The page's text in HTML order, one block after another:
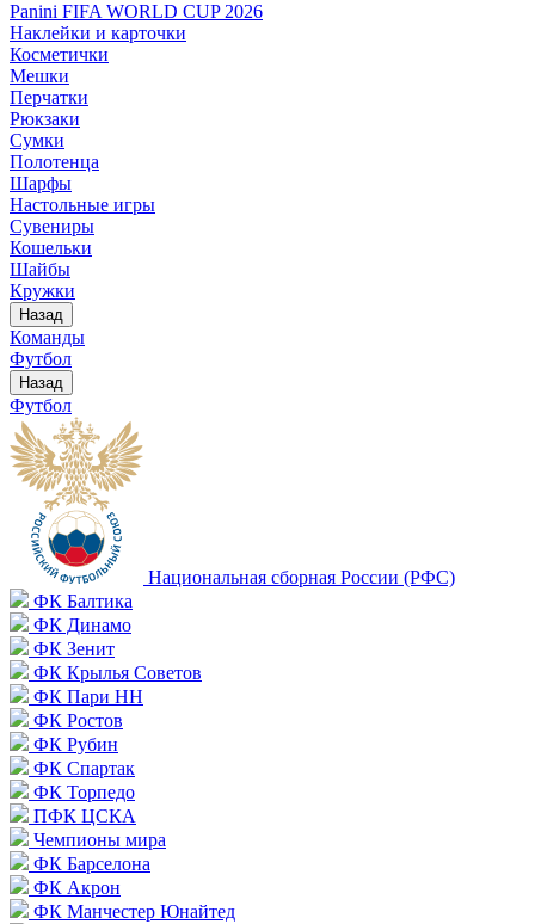
Panini FIFA WORLD CUP 2026
Наклейки и карточки
Косметички
Мешки
Перчатки
Рюкзаки
Сумки
Полотенца
Шарфы
Настольные игры
Сувениры
Кошельки
Шайбы
Кружки
Назад
Команды
Футбол
Назад
Футбол
Национальная сборная России (РФС)
ФК Балтика
ФК Динамо
ФК Зенит
ФК Крылья Советов
ФК Пари НН
ФК Ростов
ФК Рубин
ФК Спартак
ФК Торпедо
ПФК ЦСКА
Чемпионы мира
ФК Барселона
ФК Акрон
ФК Манчестер Юнайтед